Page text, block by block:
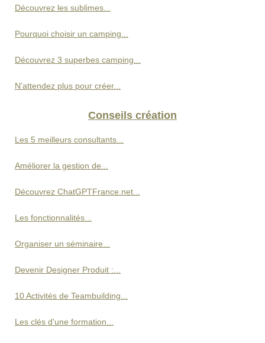
Découvrez les sublimes...
Pourquoi choisir un camping...
Découvrez 3 superbes camping...
N'attendez plus pour créer...
Conseils création
Les 5 meilleurs consultants...
Améliorer la gestion de...
Découvrez ChatGPTFrance.net...
Les fonctionnalités...
Organiser un séminaire...
Devenir Designer Produit :...
10 Activités de Teambuilding...
Les clés d'une formation...